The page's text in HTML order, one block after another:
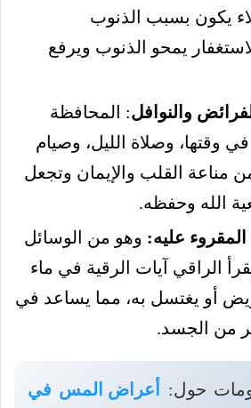
يكون بسبب الذنوب
يمحو الذنوب ويرفع
والنوافل: المحافظة
وقتها، وصلاة الليل، وصيام
مناعة القلب والإيمان وتجعل
الله وحفظه.
المقروء عليه: وهو من الوسائل
الراقي آيات الرقية في ماء
أو يغتسل به، مما يساعد في
من الجسد.
حول:
أعراض المس في